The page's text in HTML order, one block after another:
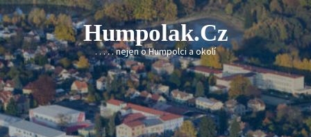
Skip
to
content
Humpolak.cz
. . . . . nejen o Humpolci a okolí